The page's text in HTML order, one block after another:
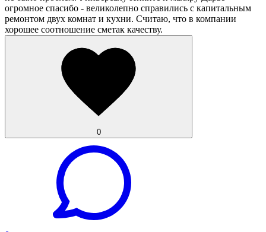
огромное спасибо - великолепно справились с капитальным
ремонтом двух комнат и кухни. Считаю, что в компании
хорошее соотношение сметак качеству.
0